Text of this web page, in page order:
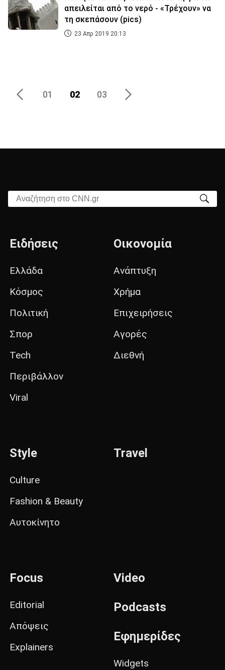
απειλείται από το νερό - «Τρέχουν» να
τη σκεπάσουν (pics)
23 Απρ 2019 20:13
02 03
Αναζήτηση στο CNN.gr
Ειδήσεις
Ελλάδα
Κόσμος
Πολιτική
Σπορ
Tech
Περιβάλλον
Viral
Οικονομία
Ανάπτυξη
Χρήμα
Επιχειρήσεις
Αγορές
Διεθνή
Style
Culture
Fashion & Beauty
Αυτοκίνητο
Travel
Focus
Editorial
Απόψεις
Explainers
Video
Podcasts
Εφημερίδες
Widgets